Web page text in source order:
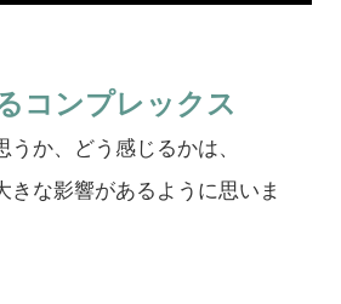
コンプレックス
か、どう感じるかは、
きな影響があるように思いま